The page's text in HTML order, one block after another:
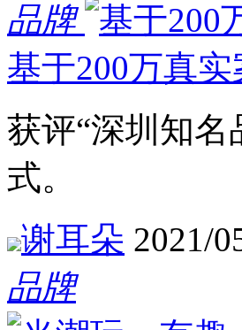
品牌
基于200万真
获评“深圳知
式。
谢耳朵 2021/
品牌